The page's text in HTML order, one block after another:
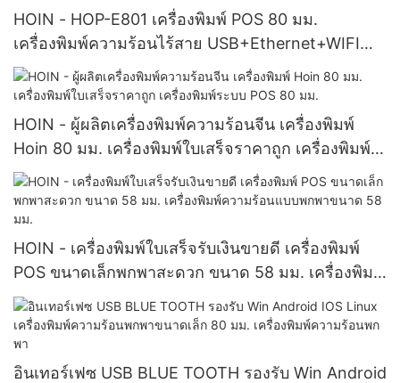
HOIN - HOP-E801 เครื่องพิมพ์ POS 80 มม.
เครื่องพิมพ์ความร้อนไร้สาย USB+Ethernet+WIFI
เครื่องพิมพ์ระบบ POS 80 มม.
HOIN - ผู้ผลิตเครื่องพิมพ์ความร้อนจีน เครื่องพิมพ์
Hoin 80 มม. เครื่องพิมพ์ใบเสร็จราคาถูก เครื่องพิมพ์
ระบบ POS 80 มม.
HOIN - เครื่องพิมพ์ใบเสร็จรับเงินขายดี เครื่องพิมพ์
POS ขนาดเล็กพกพาสะดวก ขนาด 58 มม. เครื่องพิมพ์
ความร้อนแบบพกพาขนาด 58 มม.
อินเทอร์เฟซ USB BLUE TOOTH รองรับ Win Android